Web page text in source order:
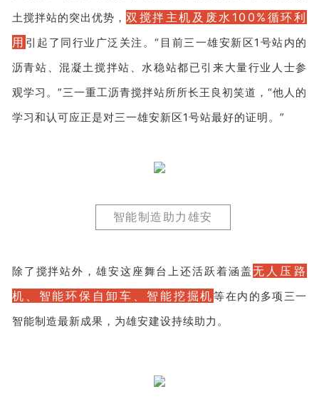
土搅拌站的突出优势，双搅拌主机及废水100%循环利
用 引起了同行业广泛关注。“目前三一雄安新区1号站内的
沥青站、混凝土搅拌站、水稳站都已引来大量行业人士参
观学习。”三一重工沥青搅拌站所所长王良初笑道，“他人的
学习和认可应正是对三一雄安新区1号站最好的证明。”
智能制造助力雄安
除了搅拌站外，雄安这座舞台上还活跃着涵盖无人压路
机、智能环保自卸车、智能挖掘机等在内的多项三一
智能制造最新成果，为雄安建设持续助力。